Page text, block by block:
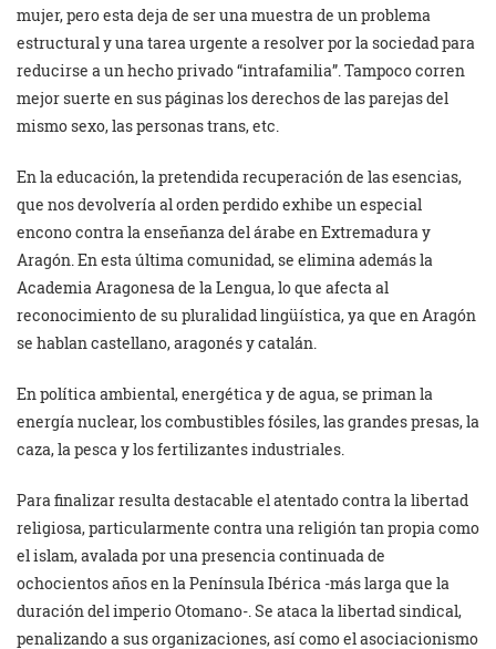
mujer, pero esta deja de ser una muestra de un problema
estructural y una tarea urgente a resolver por la sociedad para
reducirse a un hecho privado “intrafamilia”. Tampoco corren
mejor suerte en sus páginas los derechos de las parejas del
mismo sexo, las personas trans, etc.
En la educación, la pretendida recuperación de las esencias,
que nos devolvería al orden perdido exhibe un especial
encono contra la enseñanza del árabe en Extremadura y
Aragón. En esta última comunidad, se elimina además la
Academia Aragonesa de la Lengua, lo que afecta al
reconocimiento de su pluralidad lingüística, ya que en Aragón
se hablan castellano, aragonés y catalán.
En política ambiental, energética y de agua, se priman la
energía nuclear, los combustibles fósiles, las grandes presas, la
caza, la pesca y los fertilizantes industriales.
Para finalizar resulta destacable el atentado contra la libertad
religiosa, particularmente contra una religión tan propia como
el islam, avalada por una presencia continuada de
ochocientos años en la Península Ibérica -más larga que la
duración del imperio Otomano-. Se ataca la libertad sindical,
penalizando a sus organizaciones, así como el asociacionismo